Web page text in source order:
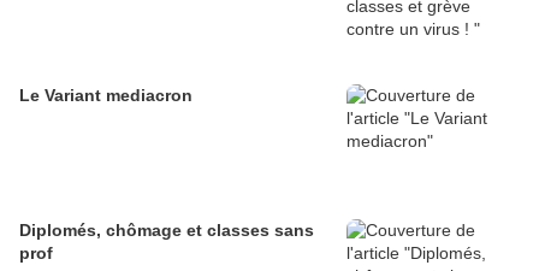
Le Variant mediacron
Diplomés, chômage et classes sans
prof